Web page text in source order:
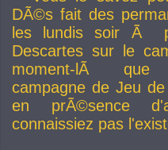
DÃ©s fait des
les lundis soir Ã
Descartes sur le
moment-lÃ que
campagne de Jeu
en prÃ©sence
connaissiez pas